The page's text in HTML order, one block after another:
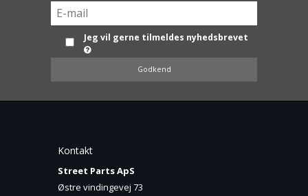
Jeg vil gerne tilmeldes nyhedsbrevet
Godkend
Kontakt
Street Parts ApS
Østre vindingevej 73